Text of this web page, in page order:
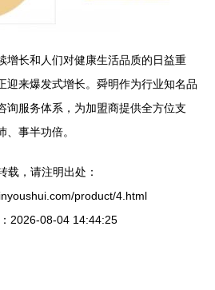
增长和人们对健康生活品质的日益重
迎来爆发式增长。舜明作为行业知名品
询服务体系，为加盟商提供全方位支
事半功倍。
载，请注明出处：
product/4.html
2026-08-04 14:44:25